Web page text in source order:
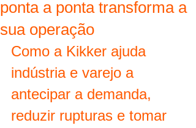
ponta a ponta transforma a
sua operação
Como a Kikker ajuda
indústria e varejo a
antecipar a demanda,
reduzir rupturas e tomar